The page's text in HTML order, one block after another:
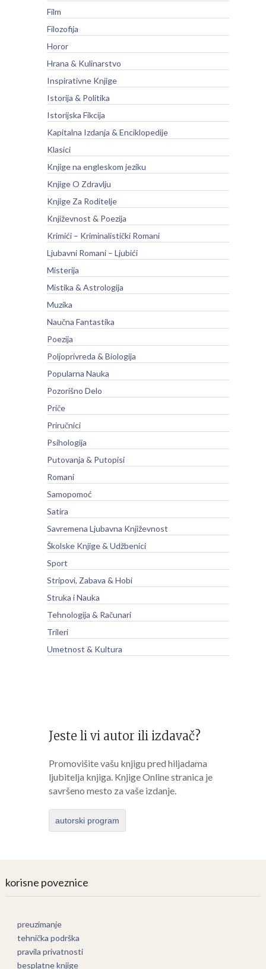
Film
Filozofija
Horor
Hrana & Kulinarstvo
Inspirativne Knjige
Istorija & Politika
Istorijska Fikcija
Kapitalna Izdanja & Enciklopedije
Klasici
Knjige na engleskom jeziku
Knjige O Zdravlju
Knjige Za Roditelje
Književnost & Poezija
Krimići – Kriminalistički Romani
Ljubavni Romani – Ljubići
Misterija
Mistika & Astrologija
Muzika
Naučna Fantastika
Poezija
Poljoprivreda & Biologija
Popularna Nauka
Pozorišno Delo
Priče
Priručnici
Psihologija
Putovanja & Putopisi
Romani
Samopomoć
Satira
Savremena Ljubavna Književnost
Školske Knjige & Udžbenici
Sport
Stripovi, Zabava & Hobi
Struka i Nauka
Tehnologija & Računari
Trileri
Umetnost & Kultura
Jeste li vi autor ili izdavač?
Promovišite vašu knjigu pred hiljadama
ljubitelja knjiga. Knjige Online stranica je
savršeno mesto za vaše izdanje.
autorski program
korisne poveznice
preuzimanje
tehnička podrška
pravila privatnosti
besplatne knjige